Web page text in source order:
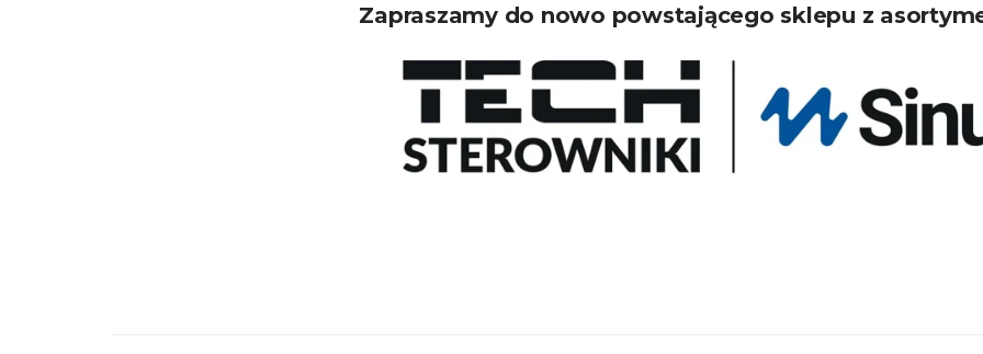
Zapraszamy do nowo powstającego sklepu z